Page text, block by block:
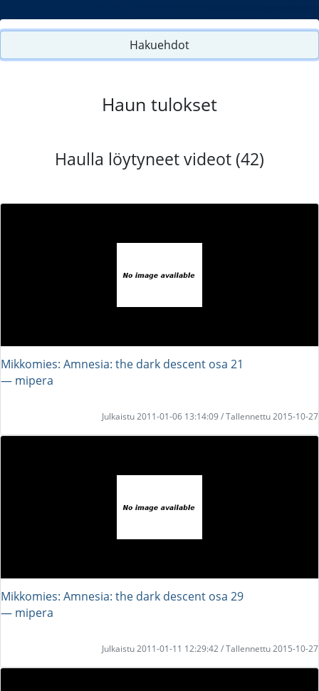
Hakuehdot
Haun tulokset
Haulla löytyneet videot (42)
Mikkomies: Amnesia: the dark descent osa 21
― mipera
Julkaistu 2011-01-06 13:14:09 / Tallennettu 2015-10-27
Mikkomies: Amnesia: the dark descent osa 29
― mipera
Julkaistu 2011-01-11 12:29:42 / Tallennettu 2015-10-27